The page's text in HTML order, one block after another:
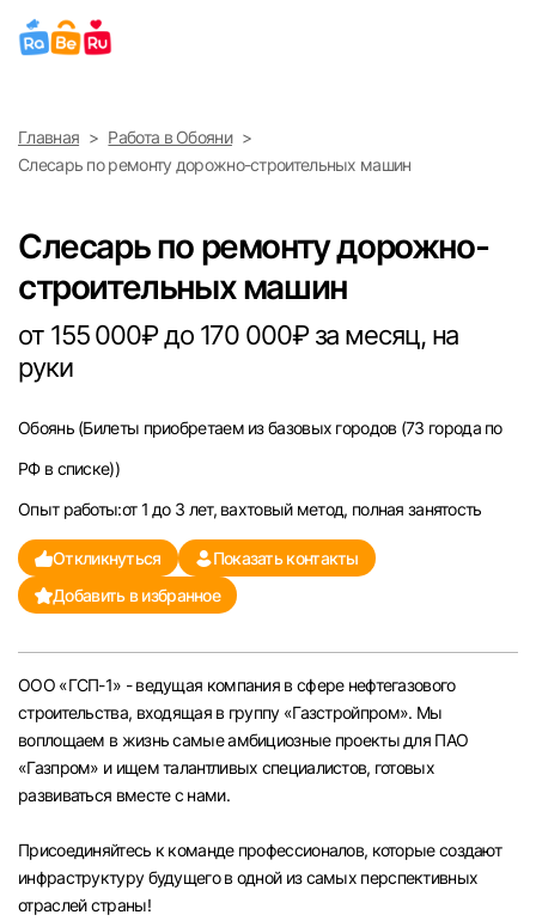
Найти работу Найти сотрудника
Выберите город
Санкт-Петербург
Екатеринбург
Саратов
Казань
Челябинск
Самара
Оренбург
Ульяновск
Главная
Работа в Обояни
Слесарь по ремонту дорожно-строительных машин
Слесарь по ремонту дорожно-
строительных машин
от 155 000₽ до 170 000₽ за месяц, на
руки
Обоянь (Билеты приобретаем из базовых городов (73 города по
РФ в списке))
Опыт работы:от 1 до 3 лет, вахтовый метод, полная занятость
Откликнуться
Показать контакты
Добавить в избранное
ООО «ГСП-1» - ведущая компания в сфере нефтегазового
строительства, входящая в группу «Газстройпром». Мы
воплощаем в жизнь самые амбициозные проекты для ПАО
«Газпром» и ищем талантливых специалистов, готовых
развиваться вместе с нами.
Присоединяйтесь к команде профессионалов, которые создают
инфраструктуру будущего в одной из самых перспективных
отраслей страны!